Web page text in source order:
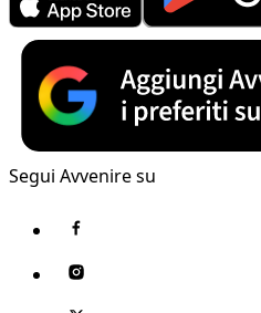
Segui Avvenire su